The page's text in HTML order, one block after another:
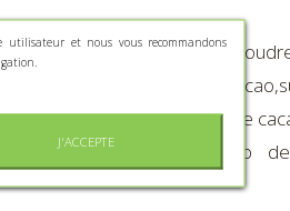
(sucre, beurre de cacao,
noir (masse de
blanc (sucre, beurre de
arabique, gélatine,sirop
utilisateur et nous vous recommandons
J'ACCEPTE